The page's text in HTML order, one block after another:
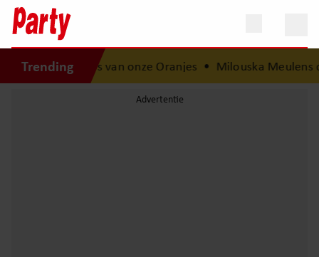
Trending
de besties van onze Oranjes•Milouska Meulens